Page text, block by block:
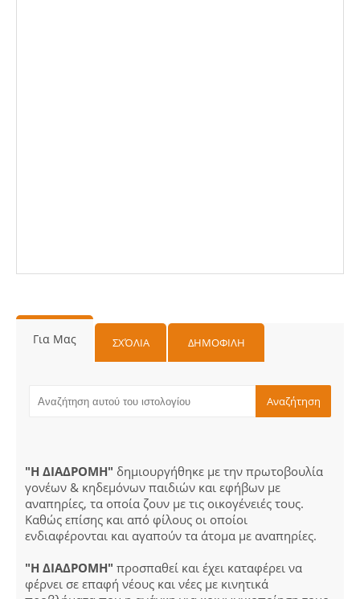
Για Μας ΣΧΌΛΙΑ ΔΗΜΟΦΙΛΗ
"Η ΔΙΑΔΡΟΜΗ" δημιουργήθηκε με την πρωτοβουλία
γονέων & κηδεμόνων παιδιών και εφήβων με
αναπηρίες, τα οποία ζουν με τις οικογένειές τους.
Καθώς επίσης και από φίλους οι οποίοι
ενδιαφέρονται και αγαπούν τα άτομα με αναπηρίες.
"Η ΔΙΑΔΡΟΜΗ" προσπαθεί και έχει καταφέρει να
φέρνει σε επαφή νέους και νέες με κινητικά